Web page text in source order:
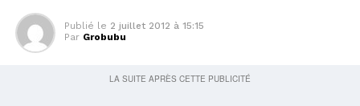
Publié le 2 juillet 2012 à 15:15
Par Grobubu